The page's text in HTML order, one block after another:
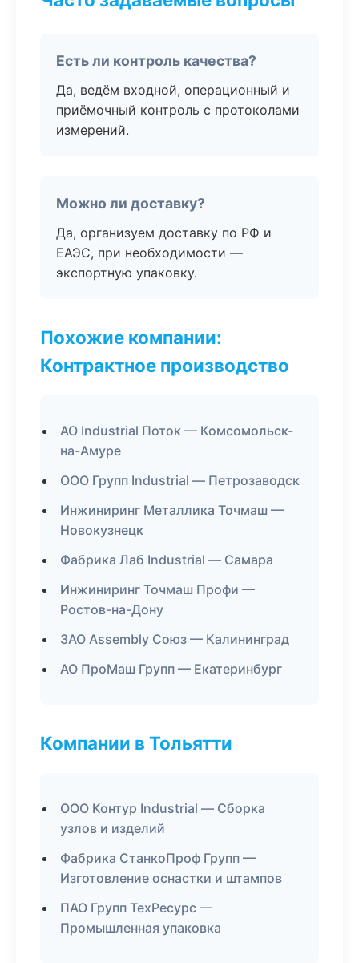
Есть ли контроль качества?
Да, ведём входной, операционный и
приёмочный контроль с протоколами
измерений.
Можно ли доставку?
Да, организуем доставку по РФ и
ЕАЭС, при необходимости —
экспортную упаковку.
Похожие компании:
Контрактное производство
АО Industrial Поток — Комсомольск-
на-Амуре
ООО Групп Industrial — Петрозаводск
Инжиниринг Металлика Точмаш —
Новокузнецк
Фабрика Лаб Industrial — Самара
Инжиниринг Точмаш Профи —
Ростов-на-Дону
ЗАО Assembly Союз — Калининград
АО ПроМаш Групп — Екатеринбург
Компании в Тольятти
ООО Контур Industrial — Сборка
узлов и изделий
Фабрика СтанкоПроф Групп —
Изготовление оснастки и штампов
ПАО Групп ТехРесурс —
Промышленная упаковка